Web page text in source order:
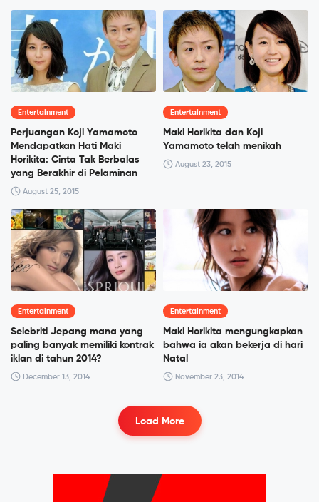
Entertainment
Perjuangan Koji Yamamoto
Mendapatkan Hati Maki
Horikita: Cinta Tak Berbalas
yang Berakhir di Pelaminan
August 25, 2015
Entertainment
Maki Horikita dan Koji
Yamamoto telah menikah
August 23, 2015
Entertainment
Selebriti Jepang mana yang
paling banyak memiliki kontrak
iklan di tahun 2014?
December 13, 2014
Entertainment
Maki Horikita mengungkapkan
bahwa ia akan bekerja di hari
Natal
November 23, 2014
Load More